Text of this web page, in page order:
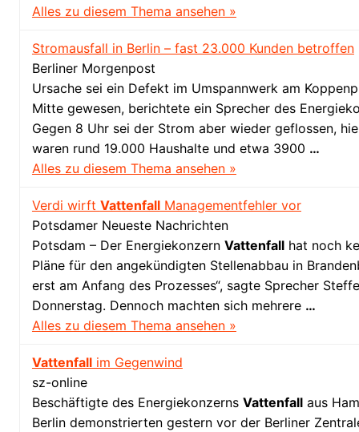
Alles zu diesem Thema ansehen »
Stromausfall in Berlin – fast 23.000 Kunden betroffen
Berliner Morgenpost
Ursache sei ein Defekt im Umspannwerk am
Mitte gewesen, berichtete ein Sprecher des
Gegen 8 Uhr sei der Strom aber wieder geflossen,
waren rund 19.000 Haushalte und etwa 3900 …
Alles zu diesem Thema ansehen »
Verdi wirft VattenfallManagementfehler vor
Potsdamer Neueste Nachrichten
Potsdam – Der Energiekonzern Vattenfallhat noch
Pläne für den angekündigten Stellenabbau in
erst am Anfang des Prozesses“, sagte Sprecher
Donnerstag. Dennoch machten sich mehrere …
Alles zu diesem Thema ansehen »
Vattenfallim Gegenwind
sz-online
Beschäftigte des Energiekonzerns Vattenfallaus
Berlin demonstrierten gestern vor der Berliner